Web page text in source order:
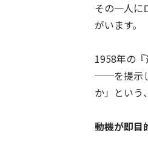
その一人
がいます。
1958年の
──を提示
か」という
動機が即目